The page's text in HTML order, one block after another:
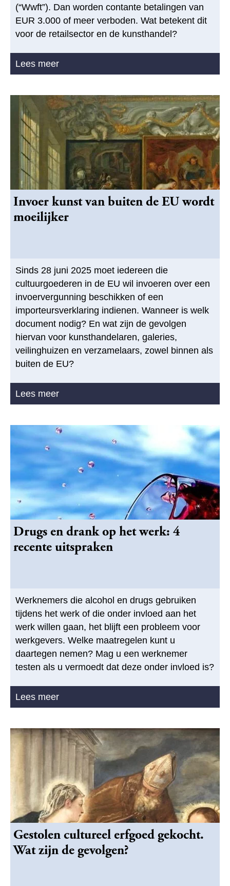
(“Wwft”). Dan worden contante betalingen van
EUR 3.000 of meer verboden. Wat betekent dit
voor de retailsector en de kunsthandel?
Lees meer
Invoer kunst van buiten de EU wordt
moeilijker
Sinds 28 juni 2025 moet iedereen die
cultuurgoederen in de EU wil invoeren over een
invoervergunning beschikken of een
importeursverklaring indienen. Wanneer is welk
document nodig? En wat zijn de gevolgen
hiervan voor kunsthandelaren, galeries,
veilinghuizen en verzamelaars, zowel binnen als
buiten de EU?
Lees meer
Drugs en drank op het werk: 4
recente uitspraken
Werknemers die alcohol en drugs gebruiken
tijdens het werk of die onder invloed aan het
werk willen gaan, het blijft een probleem voor
werkgevers. Welke maatregelen kunt u
daartegen nemen? Mag u een werknemer
testen als u vermoedt dat deze onder invloed is?
Lees meer
Gestolen cultureel erfgoed gekocht.
Wat zijn de gevolgen?